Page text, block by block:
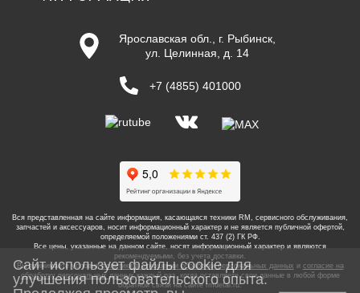
Вся представленная на сайте информация, касающаяся техники RM, сервисного обслуживания,
запчастей и аксессуаров, носит информационный характер и не является публичной офертой,
определяемой положениями ст. 437 (2) ГК РФ.
Все цены, указанные на данном сайте, носят информационный характер и являются
рекомендуемыми, без учета доставки.
Вы принимаете условияполитики в отношении обработки персональных данных и согласие на
обработку персональных данныхкаждый раз, когда оставляете свои данные в любой форме
обратной связи на сайте rmdetal.ru.
Ярославская обл., г. Рыбинск,
ул. Целинная, д. 14
+7 (4855) 401000
Сайт использует файлы cookie для
улучшения пользовательского опыта.